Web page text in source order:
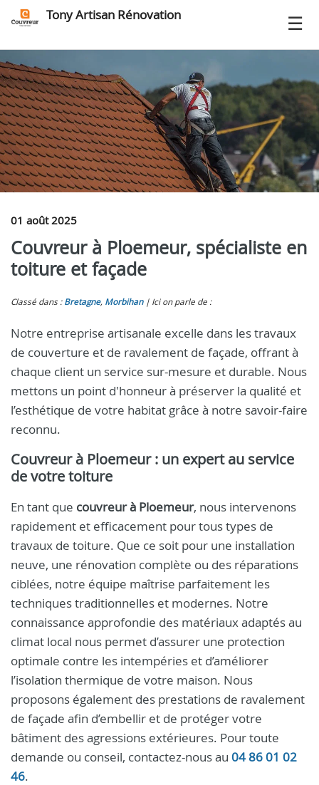
Tony Artisan Rénovation
01 août 2025
Couvreur à Ploemeur, spécialiste en
toiture et façade
Classé dans : Bretagne, Morbihan Ici on parle de :
Notre entreprise artisanale excelle dans les travaux
de couverture et de ravalement de façade, offrant à
chaque client un service sur-mesure et durable. Nous
mettons un point d'honneur à préserver la qualité et
l’esthétique de votre habitat grâce à notre savoir-faire
reconnu.
Couvreur à Ploemeur: un expert au service
de votre toiture
En tant que couvreur à Ploemeur, nous intervenons
rapidement et efficacement pour tous types de
travaux de toiture. Que ce soit pour une installation
neuve, une rénovation complète ou des réparations
ciblées, notre équipe maîtrise parfaitement les
techniques traditionnelles et modernes. Notre
connaissance approfondie des matériaux adaptés au
climat local nous permet d’assurer une protection
optimale contre les intempéries et d’améliorer
l’isolation thermique de votre maison. Nous
proposons également des prestations de ravalement
de façade afin d’embellir et de protéger votre
bâtiment des agressions extérieures. Pour toute
demande ou conseil, contactez-nous au 04 86 01 02
46.